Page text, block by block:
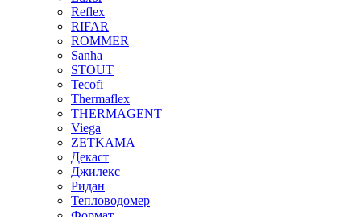
Reflex
RIFAR
ROMMER
Sanha
STOUT
Tecofi
Thermaflex
THERMAGENT
Viega
ZETKAMA
Декаст
Джилекс
Ридан
Тепловодомер